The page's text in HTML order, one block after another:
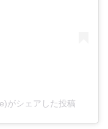
がシェアした投稿